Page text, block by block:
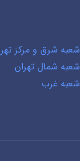
شعبه شرق و مرکز
شعبه شمال تهران
شعبه غرب